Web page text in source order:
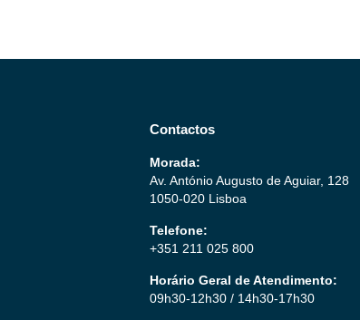
Contactos
Morada:
Av. António Augusto de Aguiar, 128
1050-020 Lisboa
Telefone:
+351 211 025 800
Horário Geral de Atendimento:
09h30-12h30 / 14h30-17h30